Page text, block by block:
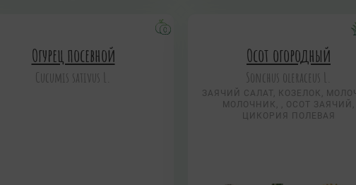
Огурец посевной
Cucumis sativus L.
Осот огородный
Sonchus oleraceus L.
ЗАЯЧИЙ САЛАТ, КОЗЕЛОК,
МОЛОЧНИК, , ОСОТ ЗАЯЧИЙ,
ЦИКОРИЯ ПОЛЕВАЯ